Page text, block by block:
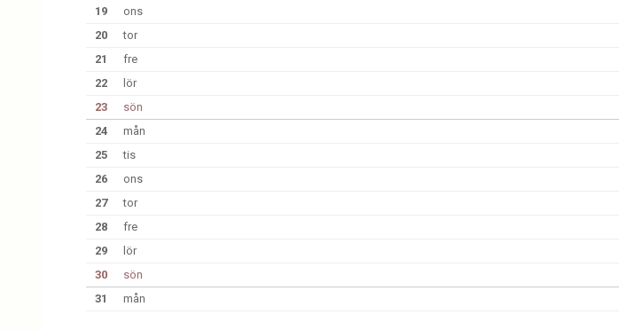
19
ons
20
tor
21
fre
22
lör
23
sön
24
mån
25
tis
26
ons
27
tor
28
fre
29
lör
30
sön
31 mån